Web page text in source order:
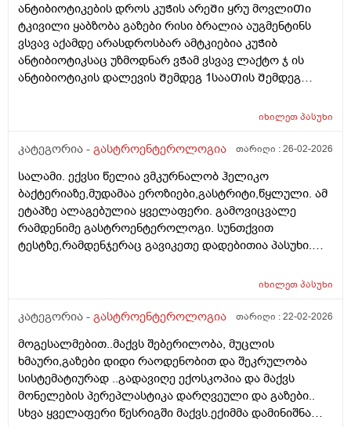
კუᲭის ანᲗების სააწინააᲦმდეგო ან გაზების ან
გასტრიტის საწინააᲦმდეგო ასევე ნოᲨპა ფორტე
დავლიე ერᲗი აბი და Თუარ გამიარა როგორ მოვიქცე
ან რამე მირᲩიეᲗ დავლიო სხვა
ანტიბიოტიკების დროს კუᲭის არეᲨი ყრუ მოვლიᲗი
ტკივილი ყაბზობა გაზები რისი ბრალია აუგმენტინს
ვსვავ აქამდე არასდროსბარ ამტკიებია კუᲭიბ
ანტიბიოტიკსაც უზმოდნარ ვᲭამ ვსვავ ლაქტო ჯ ის
ანტიბიოტიკის დალევის Შემდეგ 1სააᲗის Შემდეგ
იხილეთპასუხი
კატეგორია - გასტროენტეროლოგია თარიღი :26-02-2026
სალამი. ექვსი წელია ვმკურნალობ ჰელიკო
ბაქტერიაზე,მუდამაა ეროზიები,გასტრიტი,წყლული. ამ
ეტაპზე ალაგებულია ყველაფერი. გამოვიცვალე
რამდენიმე გასტროენტეროლოგი. სუნთქვით
ტესტზე,რამდენჯერაც გავიკეთე დადებითია პასუხი.
ერთხელ თუ დაგიფიქსირდა ,შემდგომ რომც
განავლის ტესტი.... სამჯერ სხვადასხვა
ორი უარყოფითი და ერთი დადებითი პასუხი მივიღო.
ერთ ერთმა გასტროენტეროლოგმა მითხრა რომ
,,გარტყმაზეა,, განავლის ტესტი- დაჭერაზე,ბევრჯერ
უნდა გაიკეთო ბაქტერია რომ დაიჭირო... ბოლო
გასტროენტეროლოგმა პირიქით,ეს კვლევა უფროა
იხილეთპასუხი
კატეგორია - გასტროენტეროლოგია თარიღი :22-02-2026
მოგესალმებით..მაქვს შებერილობა, მუცლის
ხმაური,გაზები დიდი რაოდენობით და შეკრულობა
სისტემატიურად ..გადავიღე ექოსკოპია და მაქვს
მონელების პერეპლასტიკა დარღვეული და გაზები..
სხვა ყველაფერი წესრიგში მაქვს.ექიმმა დამინიშნა